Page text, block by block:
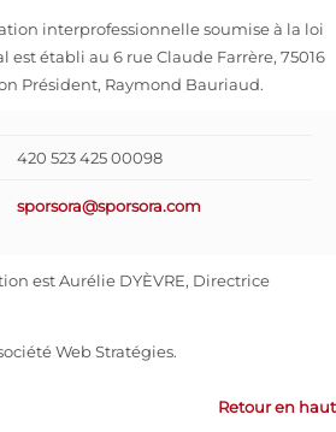
interprofessionnelle soumise à la loi
est établi au 6 rue Claude Farrère, 75016
Président, Raymond Bauriaud.
420 523 425 00098
sporsora@sporsora.com
est Aurélie DYÈVRE, Directrice
Web Stratégies.
Retour en haut